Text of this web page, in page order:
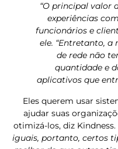
“O principal valor
experiências
funcionários e
ele. “Entretanto,
de rede não
quantidade e
aplicativos que
Eles querem usar
ajudar suas
otimizá-los, diz Kindness.
iguais, portanto, certos